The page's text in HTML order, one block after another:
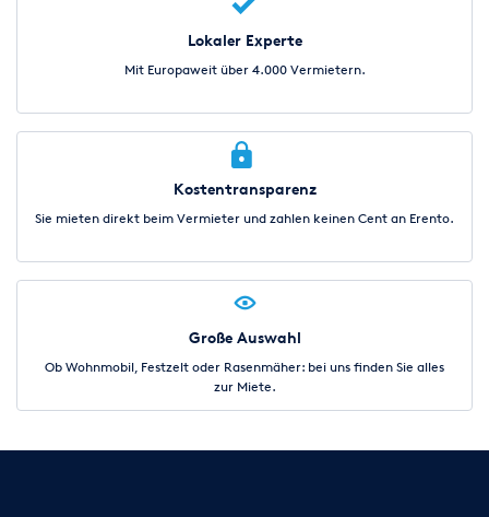
Lokaler Experte
Mit Europaweit über 4.000 Vermietern.
Kostentransparenz
Sie mieten direkt beim Vermieter und zahlen keinen Cent an Erento.
Große Auswahl
Ob Wohnmobil, Festzelt oder Rasenmäher: bei uns finden Sie alles
zur Miete.